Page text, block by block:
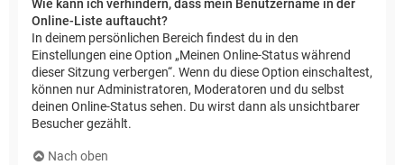
Wie kann ich verhindern, dass mein Benutzername in der
Online-Liste auftaucht?
In deinem persönlichen Bereich findest du in den
Einstellungen eine Option „Meinen Online-Status während
dieser Sitzung verbergen“. Wenn du diese Option einschaltest,
können nur Administratoren, Moderatoren und du selbst
deinen Online-Status sehen. Du wirst dann als unsichtbarer
Besucher gezählt.
Nach oben